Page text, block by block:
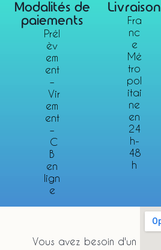
Modalités de
paiements
Prél
èv
em
ent
–
Vir
em
ent
–
C
B
en
lign
e
Livraison
Fra
nc
e
Mé
tro
pol
itai
ne
en
24
h-
48
h
Vous avez besoin d'un